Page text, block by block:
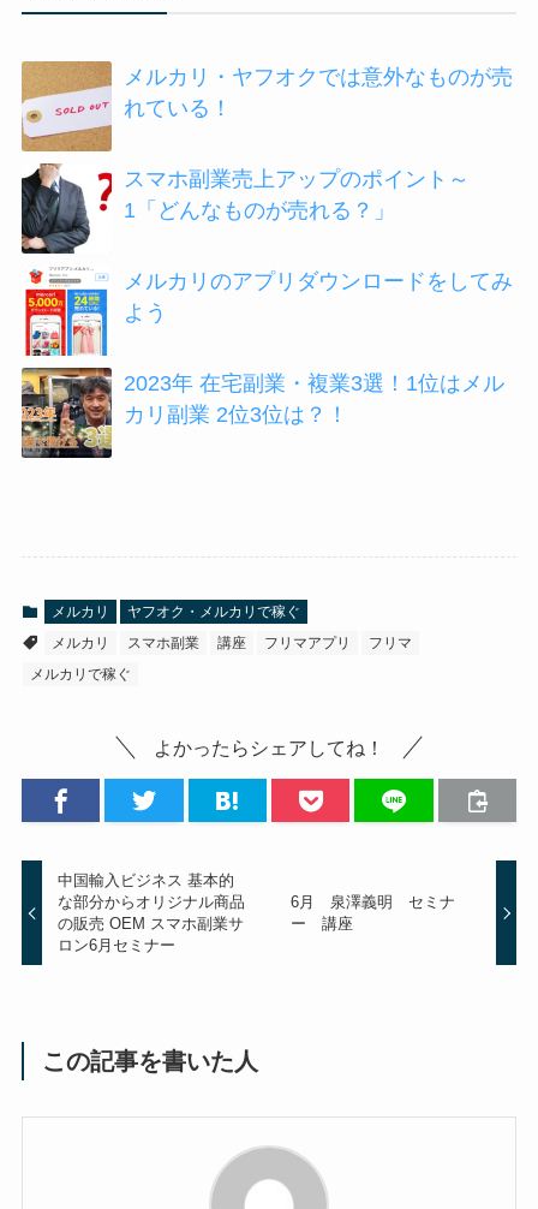
メルカリ・ヤフオクでは意外なものが売
れている！
スマホ副業売上アップのポイント～
1「どんなものが売れる？」
メルカリのアプリダウンロードをしてみ
よう
2023年 在宅副業・複業3選！1位はメル
カリ副業 2位3位は？！
メルカリ
ヤフオク・メルカリで稼ぐ
メルカリ
スマホ副業 講座 フリマアプリ
フリマ
メルカリで稼ぐ
よかったらシェアしてね！
中国輸入ビジネス 基本的
な部分からオリジナル商品
の販売 OEM スマホ副業サ
ロン6月セミナー
6月 泉澤義明 セミナ
ー 講座
この記事を書いた人